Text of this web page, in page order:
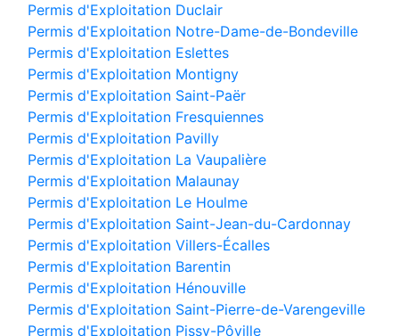
Permis d'Exploitation Duclair
Permis d'Exploitation Notre-Dame-de-Bondeville
Permis d'Exploitation Eslettes
Permis d'Exploitation Montigny
Permis d'Exploitation Saint-Paër
Permis d'Exploitation Fresquiennes
Permis d'Exploitation Pavilly
Permis d'Exploitation La Vaupalière
Permis d'Exploitation Malaunay
Permis d'Exploitation Le Houlme
Permis d'Exploitation Saint-Jean-du-Cardonnay
Permis d'Exploitation Villers-Écalles
Permis d'Exploitation Barentin
Permis d'Exploitation Hénouville
Permis d'Exploitation Saint-Pierre-de-Varengeville
Permis d'Exploitation Pissy-Pôville